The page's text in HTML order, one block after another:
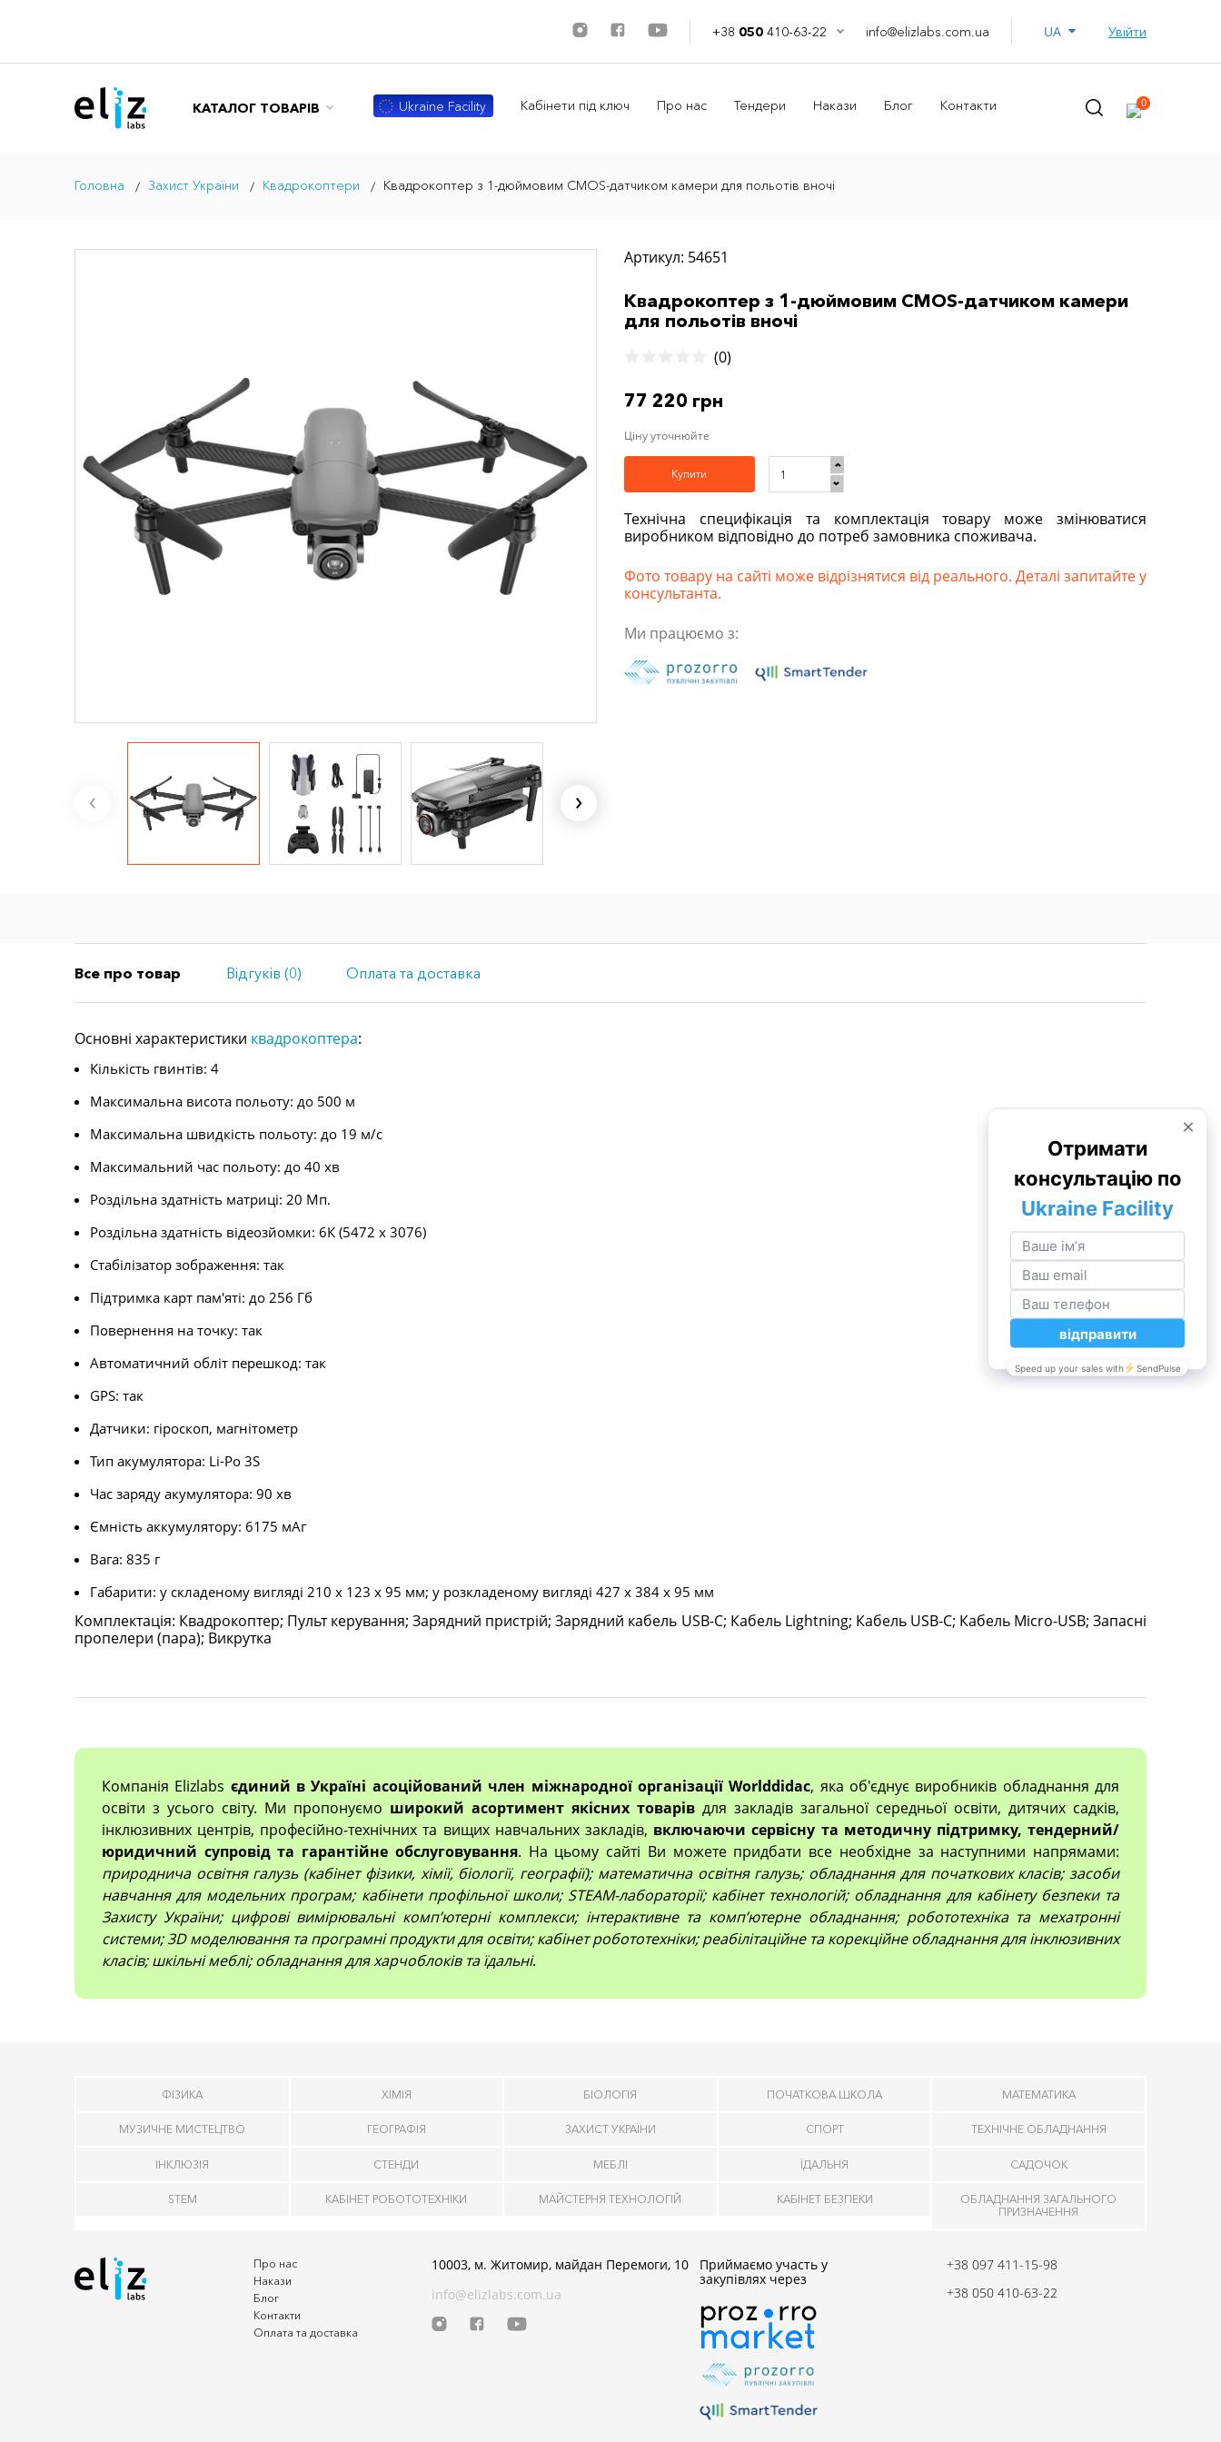
+38 050 410-63-22 info@elizlabs.com.ua Увійти
КАТАЛОГ ТОВАРІВ Ukraine Facility Кабінети під ключ Про нас Тендери Накази Блог Контакти 0
Головна Захист України Квадрокоптери Квадрокоптер з 1-дюймовим CMOS-датчиком камери для польотів вночі
Артикул: 54651
Квадрокоптер з 1-дюймовим CMOS-датчиком камери
для польотів вночі
(0)
77 220 грн
Ціну уточнюйте
Купити
Технічна специфікація та комплектація товару може змінюватися
виробником відповідно до потреб замовника споживача.
Фото товару на сайті може відрізнятися від реального. Деталі запитайте у
консультанта.
Ми працюємо з:
Все про товар Відгуків (0) Оплата та доставка
Основні характеристики квадрокоптера:
Кількість гвинтів: 4
Максимальна висота польоту: до 500 м
Максимальна швидкість польоту: до 19 м/с
Максимальний час польоту: до 40 хв
Роздільна здатність матриці: 20 Мп.
Роздільна здатність відеозйомки: 6К (5472 х 3076)
Стабілізатор зображення: так
Підтримка карт пам'яті: до 256 Гб
Повернення на точку: так
Автоматичний обліт перешкод: так
GPS: так
Датчики: гіроскоп, магнітометр
Тип акумулятора: Li-Po 3S
Час заряду акумулятора: 90 хв
Ємність аккумулятору: 6175 мАг
Вага: 835 г
Габарити: у складеному вигляді 210 х 123 х 95 мм; у розкладеному вигляді 427 х 384 х 95 мм
Комплектація: Квадрокоптер; Пульт керування; Зарядний пристрій; Зарядний кабель USB-C; Кабель Lightning; Кабель USB-C; Кабель Micro-USB; Запасні
пропелери (пара); Викрутка
Компанія Elizlabs єдиний в Україні асоційований член міжнародної організації Worlddidac, яка об'єднує виробників обладнання для
освіти з усього світу. Ми пропонуємо широкий асортимент якісних товарів для закладів загальної середньої освіти, дитячих садків,
інклюзивних центрів, професійно-технічних та вищих навчальних закладів, включаючи сервісну та методичну підтримку, тендерний/
юридичний супровід та гарантійне обслуговування. На цьому сайті Ви можете придбати все необхідне за наступними напрямами:
природнича освітня галузь (кабінет фізики, хімії, біології, географії); математична освітня галузь; обладнання для початкових класів; засоби
навчання для модельних програм; кабінети профільної школи; STEAM-лабораторії; кабінет технологій; обладнання для кабінету безпеки та
Захисту України; цифрові вимірювальні компʼютерні комплекси; інтерактивне та комп’ютерне обладнання; робототехніка та мехатронні
системи; 3D моделювання та програмні продукти для освіти; кабінет робототехніки; реабілітаційне та корекційне обладнання для інклюзивних
класів; шкільні меблі; обладнання для харчоблоків та їдальні.
ФІЗИКА ХІМІЯ БІОЛОГІЯ ПОЧАТКОВА ШКОЛА МАТЕМАТИКА
МУЗИЧНЕ МИСТЕЦТВО ГЕОГРАФІЯ ЗАХИСТ УКРАЇНИ СПОРТ ТЕХНІЧНЕ ОБЛАДНАННЯ
ІНКЛЮЗІЯ СТЕНДИ МЕБЛІ ЇДАЛЬНЯ САДОЧОК
STEM КАБІНЕТ РОБОТОТЕХНІКИ МАЙСТЕРНЯ ТЕХНОЛОГІЙ КАБІНЕТ БЕЗПЕКИ
ОБЛАДНАННЯ ЗАГАЛЬНОГО
ПРИЗНАЧЕННЯ
Про нас
Накази
Блог
Контакти
Оплата та доставка
10003, м. Житомир, майдан Перемоги, 10
info@elizlabs.com.ua
Приймаємо участь у
закупівлях через
+38 097 411-15-98
+38 050 410-63-22